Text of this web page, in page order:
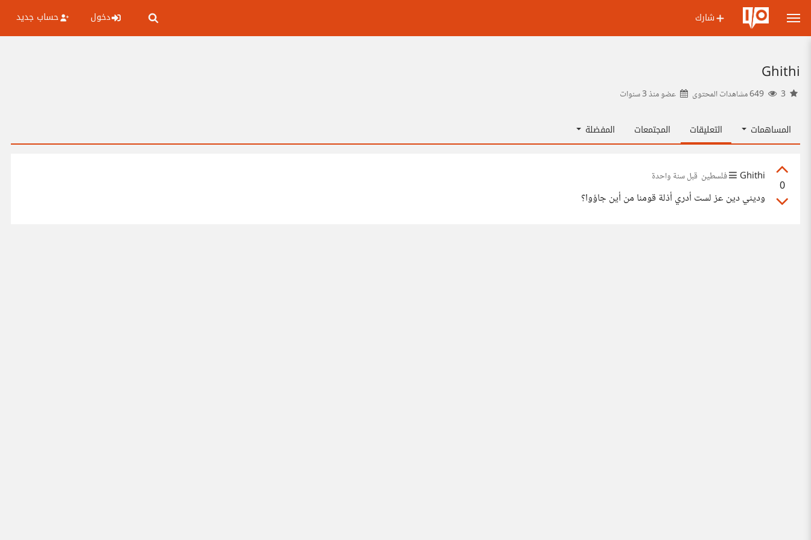
شارك دخول حساب جديد
Ghithi
عضو منذ3 سنوات
المساهمات التعليقات المجتمعات المفضلة
0
Ghithi فلسطين قبل سنة واحدة
وديني دين عز لست أدري أذلة قومنا من أين جاؤوا؟